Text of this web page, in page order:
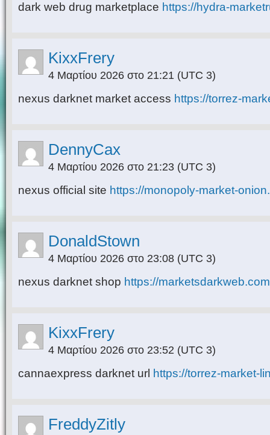
dark web drug marketplace https://hydra-
KixxFrery
4 Μαρτίου 2026 στο 21:21 (UTC 3)
nexus darknet market access https://torrez-
DennyCax
4 Μαρτίου 2026 στο 21:23 (UTC 3)
nexus official site https://monopoly-market-
DonaldStown
4 Μαρτίου 2026 στο 23:08 (UTC 3)
nexus darknet shop https://
KixxFrery
4 Μαρτίου 2026 στο 23:52 (UTC 3)
cannaexpress darknet url https://torrez-market-
FreddyZitly